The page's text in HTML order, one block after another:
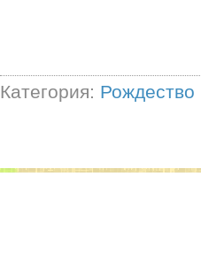
Категория: Рождество